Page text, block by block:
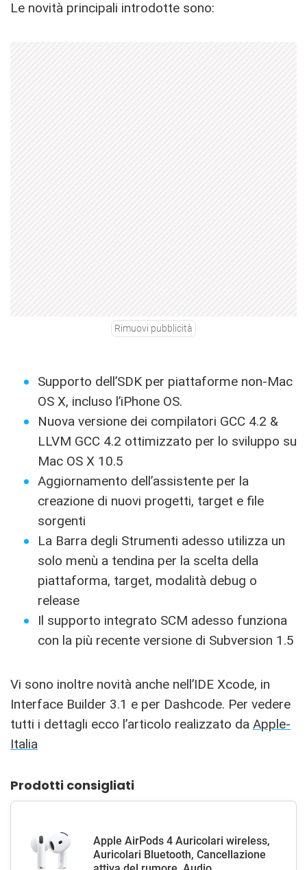
Le novità principali introdotte sono:
Rimuovi pubblicità
Supporto dell’SDK per piattaforme non-Mac
OS X, incluso l’iPhone OS.
Nuova versione dei compilatori GCC 4.2 &
LLVM GCC 4.2 ottimizzato per lo sviluppo su
Mac OS X 10.5
Aggiornamento dell’assistente per la
creazione di nuovi progetti, target e file
sorgenti
La Barra degli Strumenti adesso utilizza un
solo menù a tendina per la scelta della
piattaforma, target, modalità debug o
release
Il supporto integrato SCM adesso funziona
con la più recente versione di Subversion 1.5
Vi sono inoltre novità anche nell’IDE Xcode, in
Interface Builder 3.1 e per Dashcode. Per vedere
tutti i dettagli ecco l’articolo realizzato da Apple-
Italia
Prodotti consigliati
Apple AirPods 4 Auricolari wireless,
Auricolari Bluetooth, Cancellazione